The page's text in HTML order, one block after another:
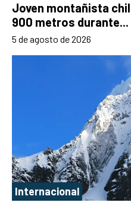
Joven montañista
900 metros durante...
5 de agosto de 2026
Internacional